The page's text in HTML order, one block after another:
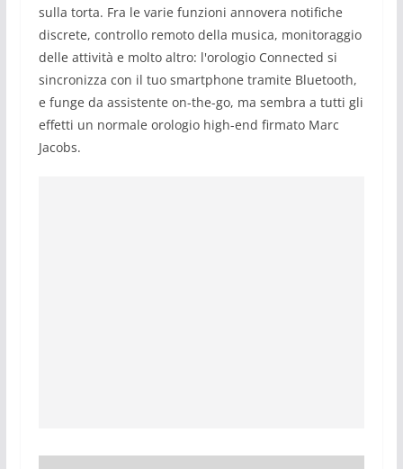
sulla torta. Fra le varie funzioni annovera notifiche
discrete, controllo remoto della musica, monitoraggio
delle attività e molto altro: l'orologio Connected si
sincronizza con il tuo smartphone tramite Bluetooth,
e funge da assistente on-the-go, ma sembra a tutti gli
effetti un normale orologio high-end firmato Marc
Jacobs.